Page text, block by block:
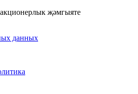
җәмгыяте
данных